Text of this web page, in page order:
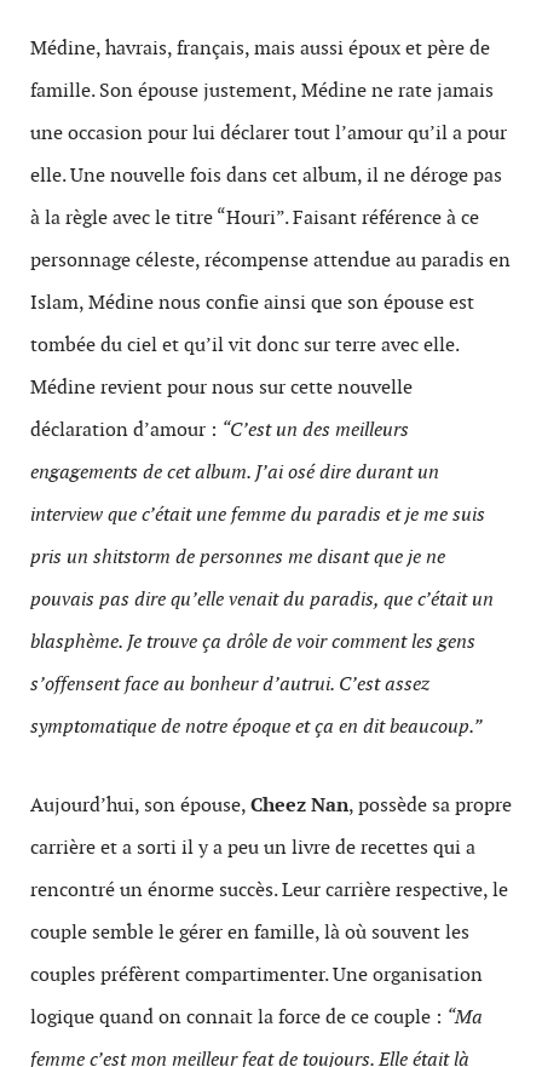
Médine, havrais, français, mais aussi époux et père de
famille. Son épouse justement, Médine ne rate jamais
une occasion pour lui déclarer tout l’amour qu’il a pour
elle. Une nouvelle fois dans cet album, il ne déroge pas
à la règle avec le titre “Houri”. Faisant référence à ce
personnage céleste, récompense attendue au paradis en
Islam, Médine nous confie ainsi que son épouse est
tombée du ciel et qu’il vit donc sur terre avec elle.
Médine revient pour nous sur cette nouvelle
déclaration d’amour : “C’est un des meilleurs
engagements de cet album. J’ai osé dire durant un
interview que c’était une femme du paradis et je me suis
pris un shitstorm de personnes me disant que je ne
pouvais pas dire qu’elle venait du paradis, que c’était un
blasphème. Je trouve ça drôle de voir comment les gens
s’offensent face au bonheur d’autrui. C’est assez
symptomatique de notre époque et ça en dit beaucoup.”
Aujourd’hui, son épouse,Cheez Nan, possède sa propre
carrière et a sorti il y a peu un livre de recettes qui a
rencontré un énorme succès. Leur carrière respective, le
couple semble le gérer en famille, là où souvent les
couples préfèrent compartimenter. Une organisation
logique quand on connait la force de ce couple : “Ma
femme c’est mon meilleur feat de toujours. Elle était là